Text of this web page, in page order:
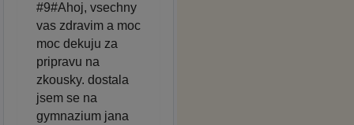
#9#Ahoj, vsechny
vas zdravim a moc
moc dekuju za
pripravu na
zkousky. dostala
jsem se na
gymnazium jana